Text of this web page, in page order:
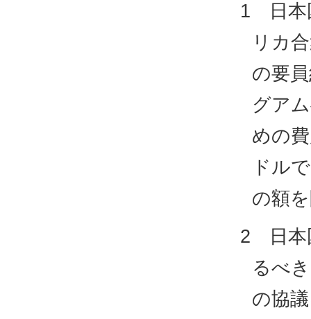
1 日本
リカ
の要
グア
めの
ドル
の額
2 日本
るべ
の協